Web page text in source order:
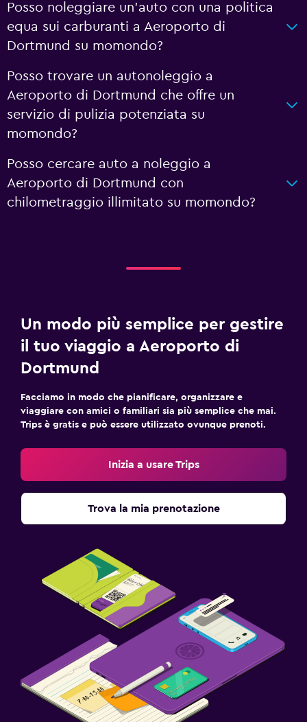
Posso noleggiare un'auto con una politica
equa sui carburanti a Aeroporto di
Dortmund su momondo?
Posso trovare un autonoleggio a
Aeroporto di Dortmund che offre un
servizio di pulizia potenziata su
momondo?
Posso cercare auto a noleggio a
Aeroporto di Dortmund con
chilometraggio illimitato su momondo?
Un modo più semplice per gestire
il tuo viaggio a Aeroporto di
Dortmund
Facciamo in modo che pianificare, organizzare e
viaggiare con amici o familiari sia più semplice che mai.
Trips è gratis e può essere utilizzato ovunque prenoti.
Inizia a usare Trips
Trova la mia prenotazione